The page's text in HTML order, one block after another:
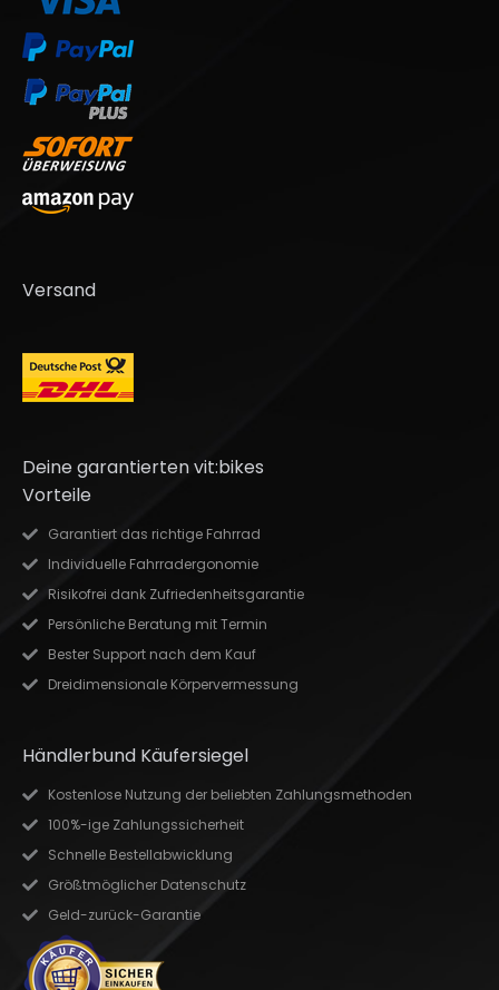
Versand
Deine garantierten vit:bikes
Vorteile
Garantiert das richtige Fahrrad
Individuelle Fahrradergonomie
Risikofrei dank Zufriedenheitsgarantie
Persönliche Beratung mit Termin
Bester Support nach dem Kauf
Dreidimensionale Körpervermessung
Händlerbund Käufersiegel
Kostenlose Nutzung der beliebten Zahlungsmethoden
100%-ige Zahlungssicherheit
Schnelle Bestellabwicklung
Größtmöglicher Datenschutz
Geld-zurück-Garantie